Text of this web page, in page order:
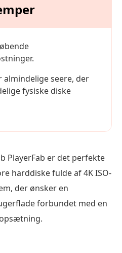
seere, der
fysiske diske
PlayerFab er det perfekte
harddiske fulde af 4K ISO-
der ønsker en
forbundet med en